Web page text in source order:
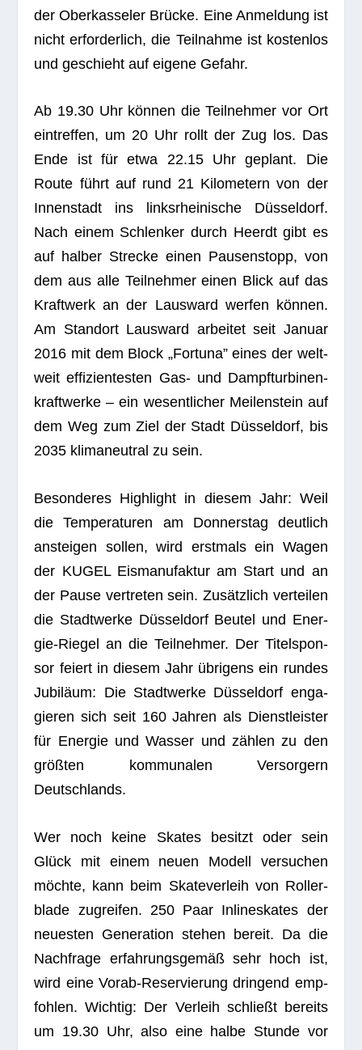
der Ober­kas­se­ler Brü­cke. Eine Anmel­dung ist
nicht erfor­der­lich, die Teil­nahme ist kos­ten­los
und geschieht auf eigene Gefahr.
Ab 19.30 Uhr kön­nen die Teil­neh­mer vor Ort
ein­tref­fen, um 20 Uhr rollt der Zug los. Das
Ende ist für etwa 22.15 Uhr geplant. Die
Route führt auf rund 21 Kilo­me­tern von der
Innen­stadt ins links­rhei­ni­sche Düs­sel­dorf.
Nach einem Schlen­ker durch Heerdt gibt es
auf hal­ber Stre­cke einen Pau­sen­stopp, von
dem aus alle Teil­neh­mer einen Blick auf das
Kraft­werk an der Laus­ward wer­fen kön­nen.
Am Stand­ort Laus­ward arbei­tet seit Januar
2016 mit dem Block „For­tuna” eines der welt­
weit effi­zi­en­tes­ten Gas- und Dampf­tur­bi­nen­
kraft­werke – ein wesent­li­cher Mei­len­stein auf
dem Weg zum Ziel der Stadt Düs­sel­dorf, bis
2035 kli­ma­neu­tral zu sein.
Beson­de­res High­light in die­sem Jahr: Weil
die Tem­pe­ra­tu­ren am Don­ners­tag deut­lich
anstei­gen sol­len, wird erst­mals ein Wagen
der KUGEL Eis­ma­nu­fak­tur am Start und an
der Pause ver­tre­ten sein. Zusätz­lich ver­tei­len
die Stadt­werke Düs­sel­dorf Beu­tel und Ener­
gie-Rie­gel an die Teil­neh­mer. Der Titel­spon­
sor fei­ert in die­sem Jahr übri­gens ein run­des
Jubi­läum: Die Stadt­werke Düs­sel­dorf enga­
gie­ren sich seit 160 Jah­ren als Dienst­leis­ter
für Ener­gie und Was­ser und zäh­len zu den
größ­ten kom­mu­na­len Ver­sor­gern
Deutschlands.
Wer noch keine Skates besitzt oder sein
Glück mit einem neuen Modell ver­su­chen
möchte, kann beim Ska­te­ver­leih von Rol­ler­
blade zugrei­fen. 250 Paar Inline­skates der
neu­es­ten Gene­ra­tion ste­hen bereit. Da die
Nach­frage erfah­rungs­ge­mäß sehr hoch ist,
wird eine Vorab-Reser­vie­rung drin­gend emp­
foh­len. Wich­tig: Der Ver­leih schließt bereits
um 19.30 Uhr, also eine halbe Stunde vor